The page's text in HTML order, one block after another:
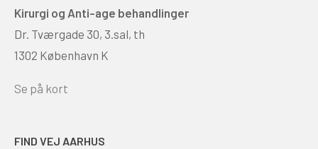
Kirurgi og Anti-age behandlinger
Dr. Tværgade 30, 3.sal, th
1302 København K
Se på kort
FIND VEJ AARHUS